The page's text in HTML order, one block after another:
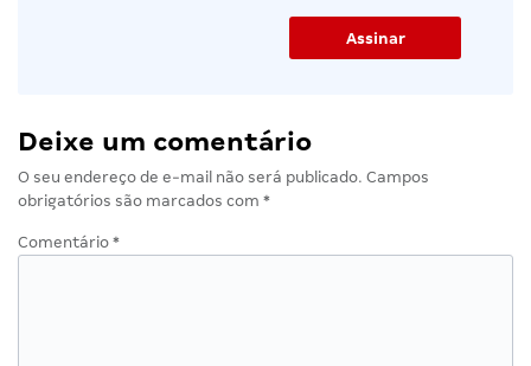
Deixe um comentário
O seu endereço de e-mail não será publicado. Campos
obrigatórios são marcados com *
Comentário *